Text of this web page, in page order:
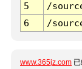
5
/
6
/
www.365jz.com